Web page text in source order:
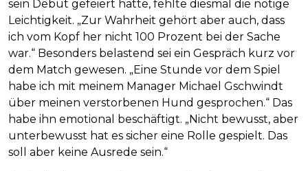
sein Debüt gefeiert hatte, fehlte diesmal die nötige
Leichtigkeit. „Zur Wahrheit gehört aber auch, dass
ich vom Kopf her nicht 100 Prozent bei der Sache
war.“ Besonders belastend sei ein Gespräch kurz vor
dem Match gewesen. „Eine Stunde vor dem Spiel
habe ich mit meinem Manager Michael Gschwindt
über meinen verstorbenen Hund gesprochen.“ Das
habe ihn emotional beschäftigt. „Nicht bewusst, aber
unterbewusst hat es sicher eine Rolle gespielt. Das
soll aber keine Ausrede sein.“